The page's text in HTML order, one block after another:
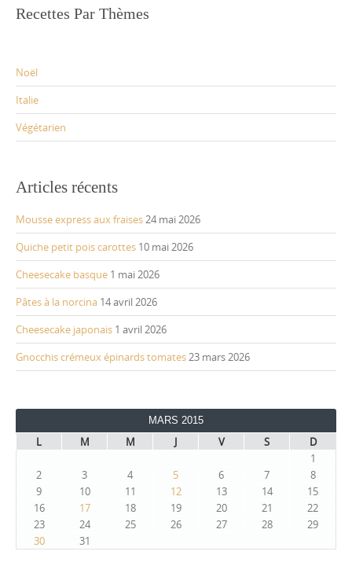
Recettes Par Thèmes
Noël
Italie
Végétarien
Articles récents
Mousse express aux fraises24 mai 2026
Quiche petit pois carottes 10 mai 2026
Cheesecake basque 1 mai 2026
Pâtes à la norcina 14 avril 2026
Cheesecake japonais 1 avril 2026
Gnocchis crémeux épinards tomates23 mars 2026
MARS 2015
L M M J V S
D
1
2
3 4 5 6 7
8
9
10 11 12 13 14
15
16
17 18 19 20 21
22
23
24 25 26 27 28
29
30
31